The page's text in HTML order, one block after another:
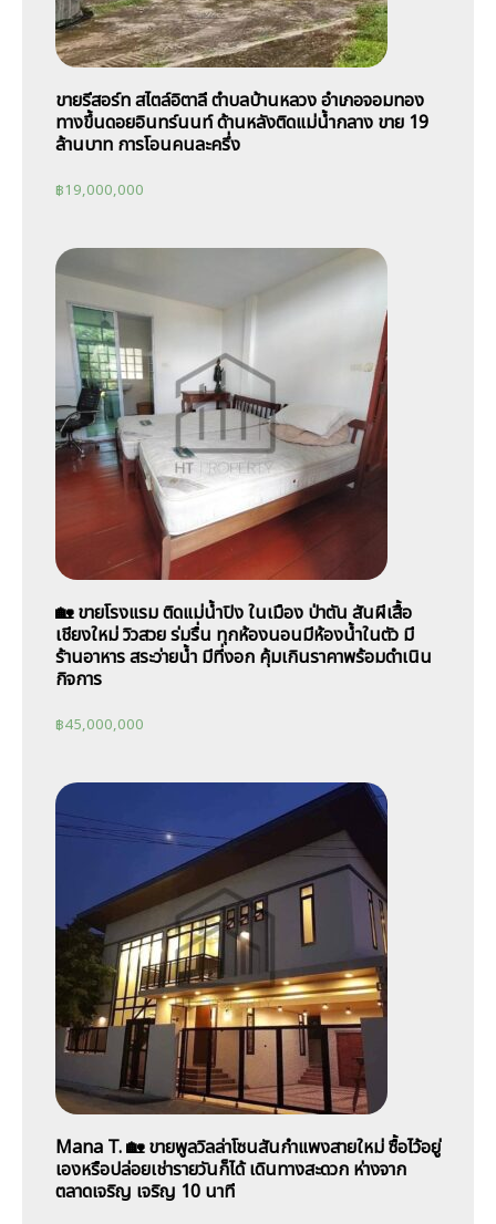
ขายรีสอร์ท สไตล์อิตาลี ตำบลบ้านหลวง อำเภอจอมทอง
ทางขึ้นดอยอินทร์นนท์ ด้านหลังติดแม่น้ำกลาง ขาย 19
ล้านบาท การโอนคนละครึ่ง
฿19,000,000
🏡 ขายโรงแรม ติดแม่น้ำปิง ในเมือง ป่าตัน สันผีเสื้อ
เชียงใหม่ วิวสวย ร่มรื่น ทุกห้องนอนมีห้องน้ำในตัว มี
ร้านอาหาร สระว่ายน้ำ มีที่งอก คุ้มเกินราคาพร้อมดำเนิน
กิจการ
฿45,000,000
Mana T. 🏡 ขายพูลวิลล่าโซนสันกำแพงสายใหม่ ซื้อไว้อยู่
เองหรือปล่อยเช่ารายวันก็ได้ เดินทางสะดวก ห่างจาก
ตลาดเจริญ เจริญ 10 นาที